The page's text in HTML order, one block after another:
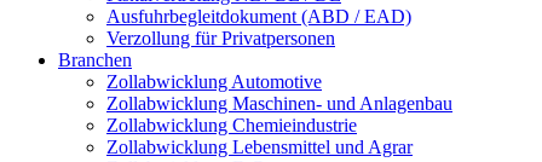
Ausfuhrbegleitdokument (ABD / EAD)
Verzollung für Privatpersonen
Branchen
Zollabwicklung Automotive
Zollabwicklung Maschinen- und Anlagenbau
Zollabwicklung Chemieindustrie
Zollabwicklung Lebensmittel und Agrar